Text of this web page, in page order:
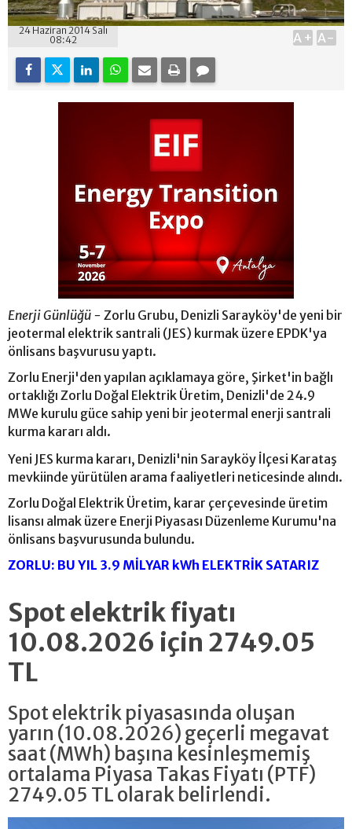
24 Haziran 2014 Salı
08:42
A+ A-
Enerji Günlüğü - Zorlu Grubu, Denizli Sarayköy'de yeni bir
jeotermal elektrik santrali (JES) kurmak üzere EPDK'ya
önlisans başvurusu yaptı.
Zorlu Enerji'den yapılan açıklamaya göre, Şirket'in bağlı
ortaklığı Zorlu Doğal Elektrik Üretim, Denizli'de 24.9
MWe kurulu güce sahip yeni bir jeotermal enerji santrali
kurma kararı aldı.
Yeni JES kurma kararı, Denizli'nin Sarayköy İlçesi Karataş
mevkiinde yürütülen arama faaliyetleri neticesinde alındı.
Zorlu Doğal Elektrik Üretim, karar çerçevesinde üretim
lisansı almak üzere Enerji Piyasası Düzenleme Kurumu'na
önlisans başvurusunda bulundu.
ZORLU: BU YIL 3.9 MİLYAR kWh ELEKTRİK SATARIZ
Spot elektrik fiyatı
10.08.2026 için 2749.05
TL
Spot elektrik piyasasında oluşan
yarın (10.08.2026) geçerli megavat
saat (MWh) başına kesinleşmemiş
ortalama Piyasa Takas Fiyatı (PTF)
2749.05 TL olarak belirlendi.